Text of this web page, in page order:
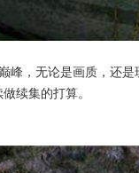
峰，无论是画质，还
续集的打算。